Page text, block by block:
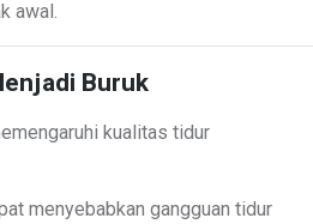
awal.
Buruk
kualitas tidur
menyebabkan gangguan tidur